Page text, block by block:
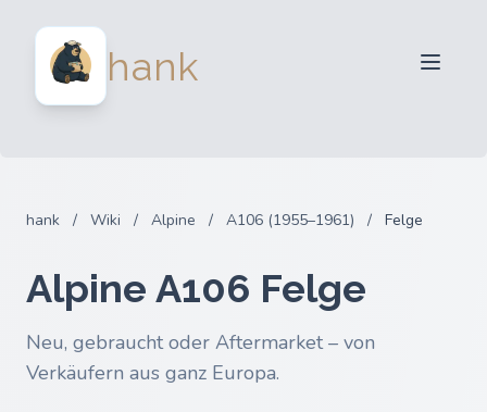
hank
Anmelden
hank / Wiki / Alpine / A106 (1955–1961) / Felge
Alpine A106 Felge
Neu, gebraucht oder Aftermarket – von
Verkäufern aus ganz Europa.